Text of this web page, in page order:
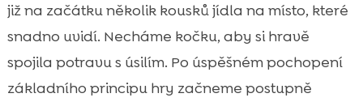
již na začátku několik kousků jídla na místo, které
snadno uvidí. Necháme kočku, aby si hravě
spojila potravu s úsilím. Po úspěšném pochopení
základního principu hry začneme postupně